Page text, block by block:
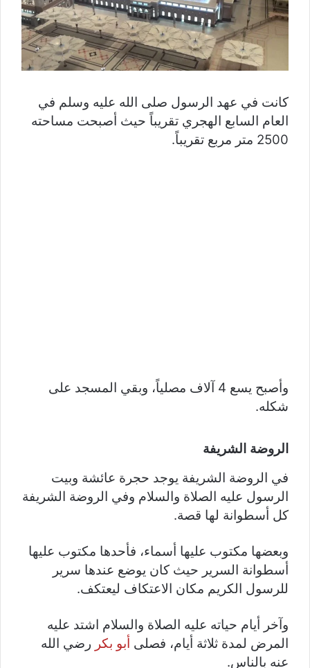
كانت في عهد الرسول صلى الله عليه وسلم في
العام السابع الهجري تقريباً حيث أصبحت مساحته
2500 متر مربع تقريباً.
وأصبح يسع 4 آلاف مصلياً، وبقي المسجد على
شكله.
الروضة الشريفة
في الروضة الشريفة يوجد حجرة عائشة وبيت
الرسول عليه الصلاة والسلام وفي الروضة الشريفة
كل أسطوانة لها قصة.
وبعضها مكتوب عليها أسماء، فأحدها مكتوب عليها
أسطوانة السرير حيث كان يوضع عندها سرير
للرسول الكريم مكان الاعتكاف ليعتكف.
وآخر أيام حياته عليه الصلاة والسلام اشتد عليه
المرض لمدة ثلاثة أيام، فصلى أبو بكر رضي الله
عنه بالناس.